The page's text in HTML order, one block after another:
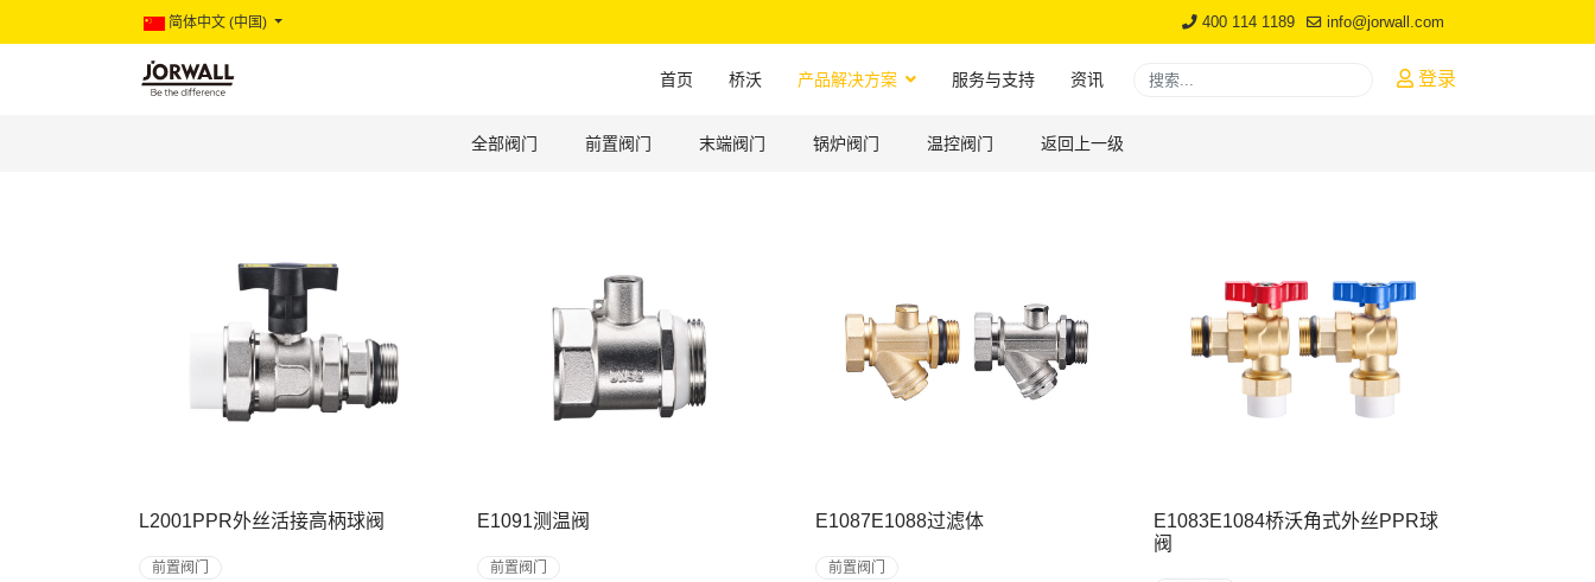
简体中文 (中国) 400 114 1189 info@jorwall.com
首页 桥沃 产品解决方案 服务与支持 资讯
搜索
登录
全部阀门 前置阀门 末端阀门 锅炉阀门 温控阀门 返回上一级
L2001PPR外丝活接高柄球阀
前置阀门
E1091测温阀
前置阀门
E1087E1088过滤体
前置阀门
E1083E1084桥沃角式外丝PPR球
阀